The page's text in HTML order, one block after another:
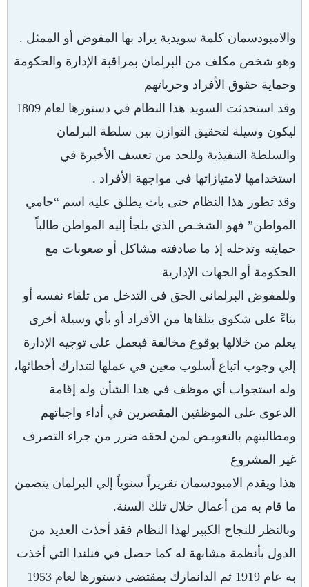
والامبودسمان كلمة سويدية يراد بها المفوض أو الممثل .
وهو شخص مكلف من البرلمان بمراقبة الإدارة والحكومة
وحماية حقوق الأفراد وحرياتهم
وقد استحدثت السويد هذا النظام في دستورها لعام 1809
ليكون وسيلة لتحقيق التوازن بين سلطة البرلمان
والسلطة التنفيذية وللحد من تعسف الأخيرة في
استخدامها لامتيازاتها في مواجهة الأفراد .
وقد تطور هذا النظام حتى بات يطلق عليه اسم “حامي
المواطن” فهو الشخـص الذي يلجأ إليه المواطن طالباً
حمايته وتدخله إذ ما صادفته مشاكل أو صعوبات مع
الحكومة أو الجهات الإدارية
وللمفوض البرلماني الحق في التدخل من تلقاء نفسه أو
بناءً على شكوى يتلقاها من الأفراد أو بأي وسيلة أخرى
يعلم من خلالها بوقوع مخالفة فيعمل على توجيه الإدارة
إلي وجوب اتباع أسلوب معين في عملها لتتدارك أخطائها،
وله استجواب أي موظف في هذا الشأن وله إقامة
الدعوى على الموظفين المقصرين في أداء واجباتهم
ومطالبتهم بالتعويـض لمن لحقه ضرر من جراء التصرف
غير المشروع
هذا ويقدم الامبودسمان تقريراً سنوياً إلي البرلمان يتضمن
ما قام به من أعمال خلال تلك السنة.
وبالنظر للنجاح الكبير لهذا النظام فقد أخذت العديد من
الدول بأنظمة مشابهة له كما حصل في فنلندا التي أخذت
به عام 1919 ثم الدانمارك بمقتضى دستورها لعام 1953